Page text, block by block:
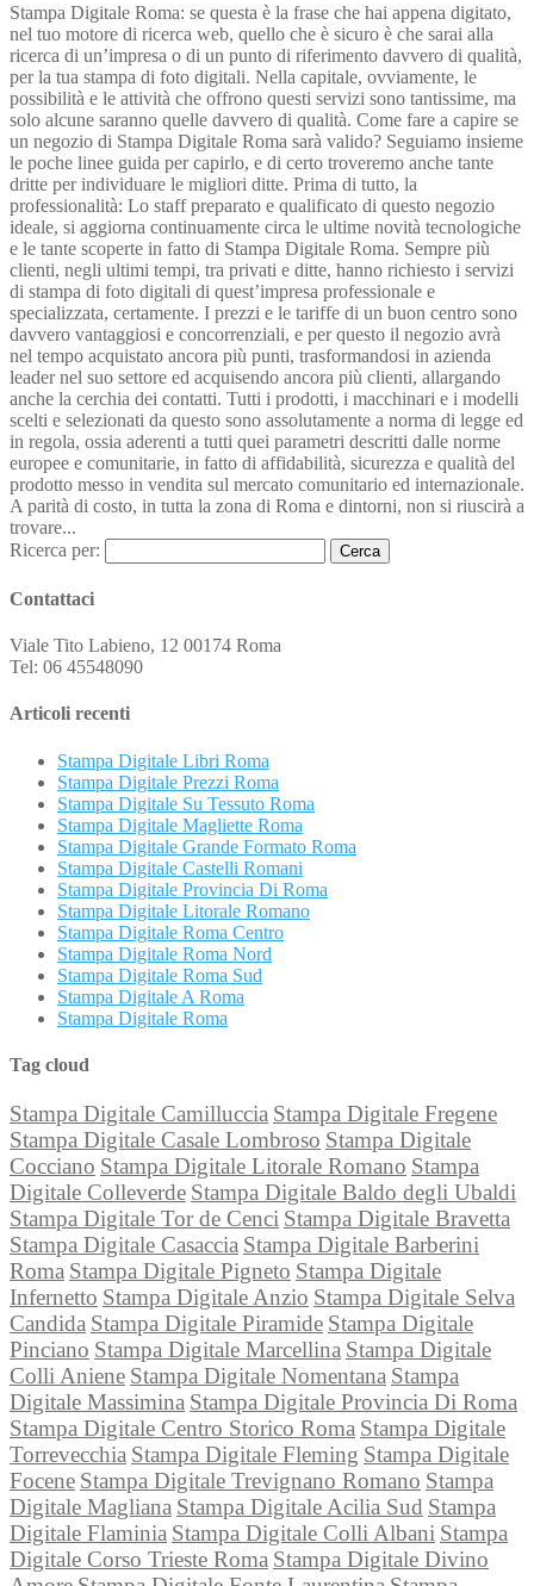
Stampa Digitale Roma: se questa è la frase che hai appena digitato,
nel tuo motore di ricerca web, quello che è sicuro è che sarai alla
ricerca di un’impresa o di un punto di riferimento davvero di qualità,
per la tua stampa di foto digitali. Nella capitale, ovviamente, le
possibilità e le attività che offrono questi servizi sono tantissime, ma
solo alcune saranno quelle davvero di qualità. Come fare a capire se
un negozio di Stampa Digitale Roma sarà valido? Seguiamo insieme
le poche linee guida per capirlo, e di certo troveremo anche tante
dritte per individuare le migliori ditte. Prima di tutto, la
professionalità: Lo staff preparato e qualificato di questo negozio
ideale, si aggiorna continuamente circa le ultime novità tecnologiche
e le tante scoperte in fatto di Stampa Digitale Roma. Sempre più
clienti, negli ultimi tempi, tra privati e ditte, hanno richiesto i servizi
di stampa di foto digitali di quest’impresa professionale e
specializzata, certamente. I prezzi e le tariffe di un buon centro sono
davvero vantaggiosi e concorrenziali, e per questo il negozio avrà
nel tempo acquistato ancora più punti, trasformandosi in azienda
leader nel suo settore ed acquisendo ancora più clienti, allargando
anche la cerchia dei contatti. Tutti i prodotti, i macchinari e i modelli
scelti e selezionati da questo sono assolutamente a norma di legge ed
in regola, ossia aderenti a tutti quei parametri descritti dalle norme
europee e comunitarie, in fatto di affidabilità, sicurezza e qualità del
prodotto messo in vendita sul mercato comunitario ed internazionale.
A parità di costo, in tutta la zona di Roma e dintorni, non si riuscirà a
trovare...
Ricerca per:
Contattaci
Viale Tito Labieno, 12 00174 Roma
Tel: 06 45548090
Articoli recenti
Stampa Digitale Libri Roma
Stampa Digitale Prezzi Roma
Stampa Digitale Su Tessuto Roma
Stampa Digitale Magliette Roma
Stampa Digitale Grande Formato Roma
Stampa Digitale Castelli Romani
Stampa Digitale Provincia Di Roma
Stampa Digitale Litorale Romano
Stampa Digitale Roma Centro
Stampa Digitale Roma Nord
Stampa Digitale Roma Sud
Stampa Digitale A Roma
Stampa Digitale Roma
Tag cloud
Stampa Digitale Camilluccia Stampa Digitale Fregene
Stampa Digitale Casale Lombroso Stampa Digitale
Cocciano Stampa Digitale Litorale Romano Stampa
Digitale Colleverde Stampa Digitale Baldo degli Ubaldi
Stampa Digitale Tor de Cenci Stampa Digitale Bravetta
Stampa Digitale Casaccia Stampa Digitale Barberini
Roma Stampa Digitale Pigneto Stampa Digitale
Infernetto Stampa Digitale Anzio Stampa Digitale Selva
Candida Stampa Digitale Piramide Stampa Digitale
Pinciano Stampa Digitale Marcellina Stampa Digitale
Colli Aniene Stampa Digitale Nomentana Stampa
Digitale Massimina Stampa Digitale Provincia Di Roma
Stampa Digitale Centro Storico Roma Stampa Digitale
Torrevecchia Stampa Digitale Fleming Stampa Digitale
Focene Stampa Digitale Trevignano Romano Stampa
Digitale Magliana Stampa Digitale Acilia Sud Stampa
Digitale Flaminia Stampa Digitale Colli Albani Stampa
Digitale Corso Trieste Roma Stampa Digitale Divino